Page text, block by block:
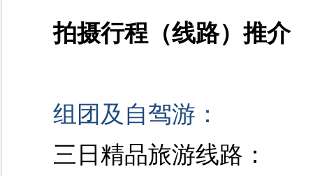
拍摄行程（线路）推介
组团及自驾游：
三日精品旅游线路：